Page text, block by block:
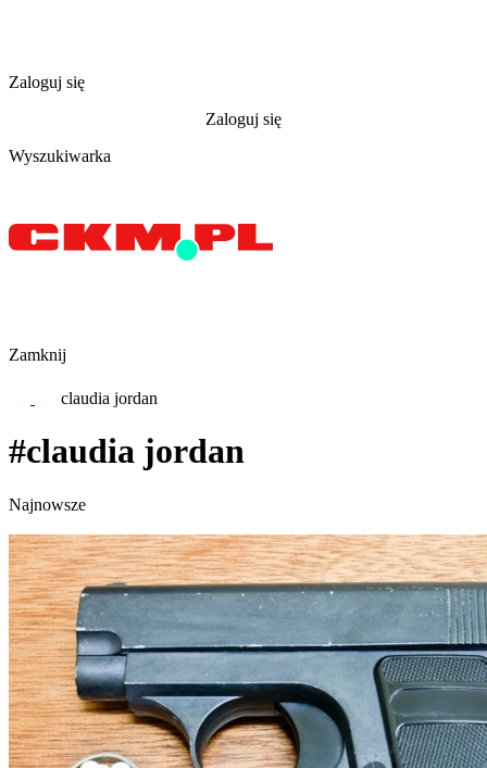
Zaloguj się
Zaloguj się
Wyszukiwarka
Zamknij
claudia jordan
#claudia jordan
Najnowsze